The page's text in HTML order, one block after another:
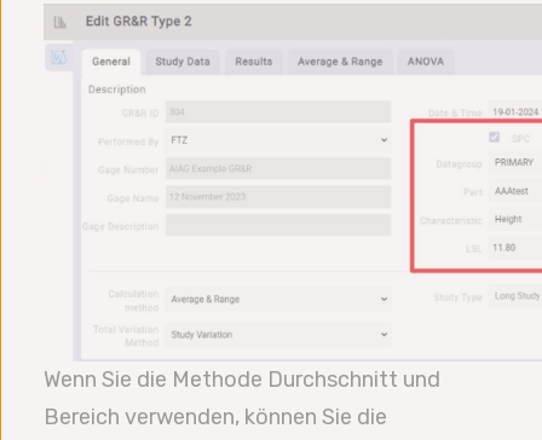
Wenn Sie die Methode Durchschnitt und
Bereich verwenden, können Sie die